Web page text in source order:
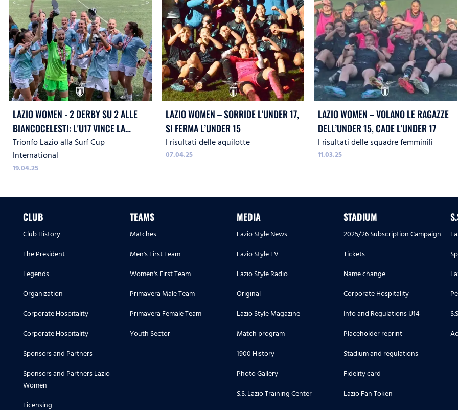
LAZIO WOMEN - 2 DERBY SU 2 ALLE
BIANCOCELESTI: L'U17 VINCE LA
MEDAGLIA D'ORO, È BRONZO PER LA
15
Trionfo Lazio alla Surf Cup
International
19.04.25
LAZIO WOMEN – SORRIDE L’UNDER 17,
SI FERMA L’UNDER 15
I risultati delle aquilotte
07.04.25
LAZIO WOMEN – VOLANO LE RAGAZZE
DELL’UNDER 15, CADE L’UNDER 17
I risultati delle squadre femminili
11.03.25
CLUB
Club History
The President
Legends
Organization
Corporate Hospitality
Corporate Hospitality
Sponsors and Partners
Sponsors and Partners Lazio
Women
Licensing
TEAMS
Matches
Men's First Team
Women's First Team
Primavera Male Team
Primavera Female Team
Youth Sector
MEDIA
Lazio Style News
Lazio Style TV
Lazio Style Radio
Original
Lazio Style Magazine
Match program
1900 History
Photo Gallery
S.S. Lazio Training Center
STADIUM
2025/26 Subscription Campaign
Tickets
Name change
Corporate Hospitality
Info and Regulations U14
Placeholder reprint
Stadium and regulations
Fidelity card
Lazio Fan Token